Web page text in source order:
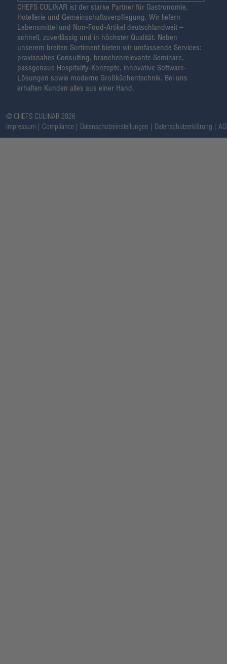
CHEFS CULINAR ist der starke Partner für Gastronomie,
Hotellerie und Gemeinschaftsverpflegung. Wir liefern
Lebensmittel und Non-Food-Artikel deutschlandweit –
schnell, zuverlässig und in höchster Qualität. Neben
unserem breiten Sortiment bieten wir umfassende Services:
praxisnahes Consulting, branchenrelevante Seminare,
passgenaue Hospitality-Konzepte, innovative Software-
Lösungen sowie moderne Großküchentechnik. Bei uns
erhalten Kunden alles aus einer Hand.
@ CHEFS CULINAR 2026
Impressum
Compliance Datenschutzeinstellungen Datenschutzerklärung